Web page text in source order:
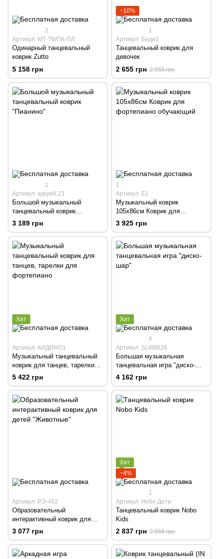
2
Артикул: МТ-ТВ/ПК-ПЛ
Одинарный танцевальный
коврик Zutto
5 158 грн
−10%
1
Артикул: Беди1
Танцевальный коврик для
девочек
2 655 грн 2 955 грн
1
Артикул: куруи8.23
Большой музыкальный
танцевальный коврик
"Пианино"
3 189 грн
1
Артикул: Е1
Музыкальный коврик
105х86см Коврик для
фортепиано обучающий
3 925 грн
Хит
Артикул: КИДИНО1
Музыкальный танцевальный
коврик для танцев, тарелки
для фортепиано
5 422 грн
Хит
4
Артикул: SLW9826
Большая музыкальная
танцевальная игра "диско-
шар"
4 162 грн
Артикул: РЭ-452
Образовательный
интерактивный коврик для
детей "Животные"
3 077 грн
Хит
−4%
1
Артикул: Нобо Дети
Танцевальный коврик Nobo
Kids
2 837 грн 2 956 грн